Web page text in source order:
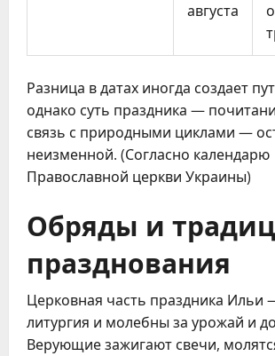
августа
Разница в датах иногда создает
однако суть праздника —
связь с природными циклами —
неизменной. (Согласно календарю
Православной церкви Украины)
Обряды и
празднования
Церковная часть праздника Ильи
литургия и молебны за урожай и
Верующие зажигают свечи,